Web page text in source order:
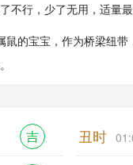
不行，少了无用，适量最
鼠的宝宝，作为桥梁纽
吉 丑时